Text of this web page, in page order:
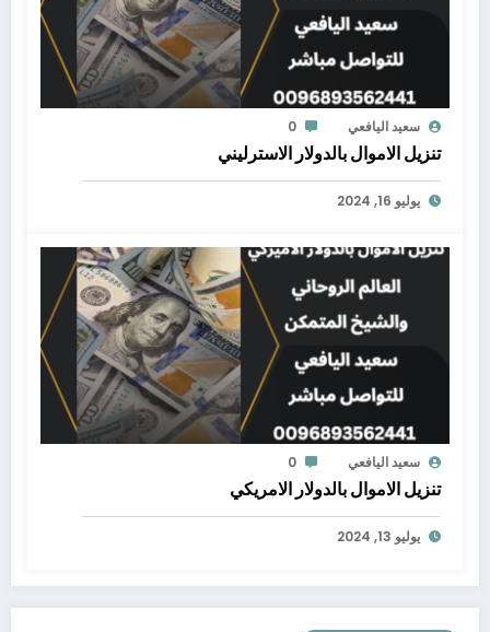
سعيد اليافعي 0
تنزيل الاموال بالدولار الاسترليني
يوليو 16, 2024
سعيد اليافعي 0
تنزيل الاموال بالدولار الامريكي
يوليو 13, 2024